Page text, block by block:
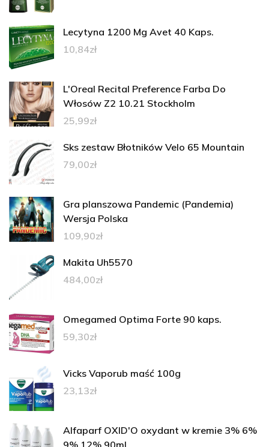
Lecytyna 1200 Mg Avet 40 Kaps.
10,84zł
L'Oreal Recital Preference Farba Do
Włosów Z2 10.21 Stockholm
25,99zł
Sks zestaw Błotników Velo 65 Mountain
79,00zł
Gra planszowa Pandemic (Pandemia)
Wersja Polska
109,90zł
Makita Uh5570
484,00zł
Omegamed Optima Forte 90 kaps.
59,30zł
Vicks Vaporub maść 100g
23,13zł
Alfaparf OXID'O oxydant w kremie 3% 6%